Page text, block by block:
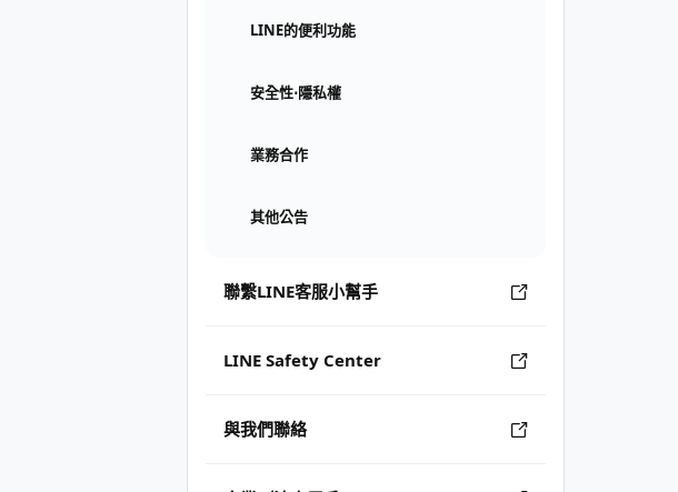
LINE的便利功能
安全性⋅隱私權
業務合作
其他公告
聯繫LINE客服小幫手
LINE Safety Center
與我們聯絡